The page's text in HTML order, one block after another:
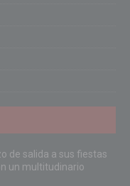
de salida a sus fiestas
un multitudinario